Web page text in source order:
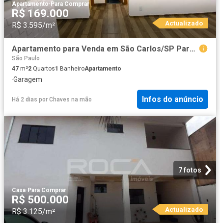
Apartamento·Para Comprar
R$ 169.000
R$ 3.595/m² Actualizado
Apartamento para Venda em São Carlos/SP Parque Fehr 2 Quartos
São Paulo
47 m²2 Quartos1 BanheiroApartamento
·Garagem
Há 2 dias por Chaves na mão Infos do anúncio
7 fotos
Casa·Para Comprar
R$ 500.000
R$ 3.125/m² Actualizado